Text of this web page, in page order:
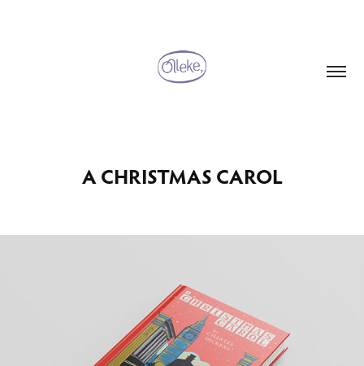
A CHRISTMAS CAROL